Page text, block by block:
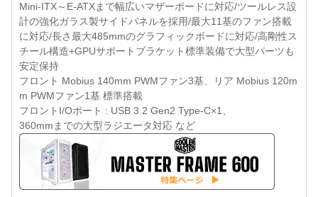
Mini-ITX～E-ATXまで幅広いマザーボードに対応/ツールレス設
計の強化ガラス製サイドパネルを採用/最大11基のファン搭載
に対応/長さ最大485mmのグラフィックボードに対応/高剛性ス
チール構造+GPUサポートブラケット標準装備で大型パーツも
安定保持
フロント Mobius 140mm PWMファン3基、リア Mobius 120m
m PWMファン1基 標準搭載
フロントI/Oポート : USB 3.2 Gen2 Type-C×1、
360mmまでの大型ラジエータ対応 など